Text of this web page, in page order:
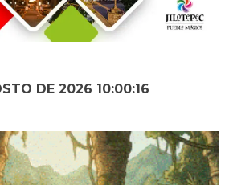
DE 2026 10:00:17